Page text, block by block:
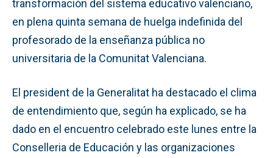
transformación del sistema educativo valenciano,
en plena quinta semana de huelga indefinida del
profesorado de la enseñanza pública no
universitaria de la Comunitat Valenciana.
El president de la Generalitat ha destacado el clima
de entendimiento que, según ha explicado, se ha
dado en el encuentro celebrado este lunes entre la
Conselleria de Educación y las organizaciones